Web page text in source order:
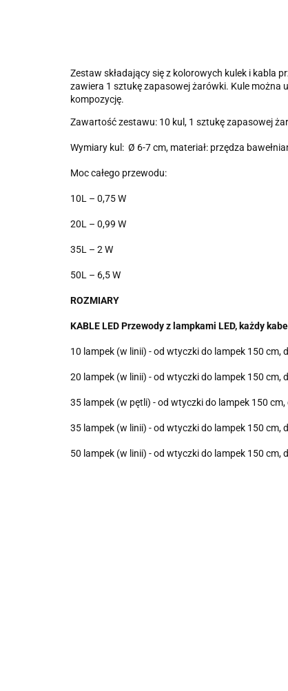
Zestaw składający się z kolorowych kulek i kabla
zawiera 1 sztukę zapasowej żarówki. Kule można
kompozycję.
Zawartość zestawu: 10 kul, 1 sztukę zapasowej
Wymiary kul: Ø 6-7 cm, materiał: przędza
Moc całego przewodu:
10L – 0,75 W
20L – 0,99 W
35L – 2 W
50L – 6,5 W
ROZMIARY
KABLE LED Przewody z lampkami LED, każdy
10 lampek (w linii) - od wtyczki do lampek 150 cm,
20 lampek (w linii) - od wtyczki do lampek 150 cm,
35 lampek (w pętli) - od wtyczki do lampek 150
35 lampek (w linii) - od wtyczki do lampek 150 cm,
50 lampek (w linii) - od wtyczki do lampek 150 cm,